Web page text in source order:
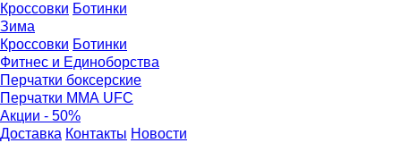
Кроссовки Ботинки
Зима
Кроссовки Ботинки
Фитнес и Единоборства
Перчатки боксерские
Перчатки ММА UFC
Акции - 50%
Доставка Контакты Новости